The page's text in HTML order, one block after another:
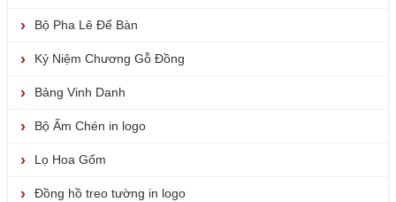
Bộ Pha Lê Để Bàn
Kỷ Niệm Chương Gỗ Đồng
Bảng Vinh Danh
Bộ Ấm Chén in logo
Lọ Hoa Gốm
Đồng hồ treo tường in logo